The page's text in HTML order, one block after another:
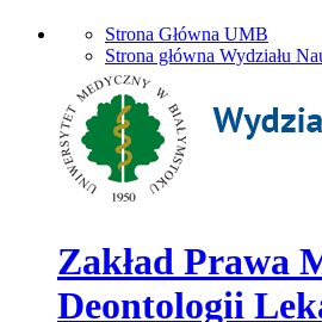
Strona Główna UMB
Strona główna Wydziału
Zakład Prawa
Deontologii